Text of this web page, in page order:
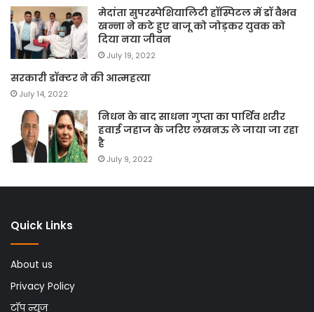
मेदांता सुपरस्पेशियालिटी हॉस्पिटल में डॉ वैभव
खन्ना ने कटे हुए बाजू को जोड़कर युवक को
दिया नया जीवन
July 19, 2022
सरकारी डॉक्टर ने की आत्महत्या
July 14, 2022
निधन के बाद साधना गुप्ता का पार्थिव शरीर
हवाई जहाज के जरिए लखनऊ ले जाया जा रहा
है
July 9, 2022
Quick Links
About us
Privacy Policy
टॉप न्यूज